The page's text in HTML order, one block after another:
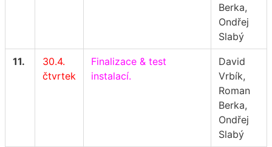
Berka,
Ondřej
Slabý
11.
30.4.
čtvrtek
Finalizace & test
instalací.
David
Vrbík,
Roman
Berka,
Ondřej
Slabý